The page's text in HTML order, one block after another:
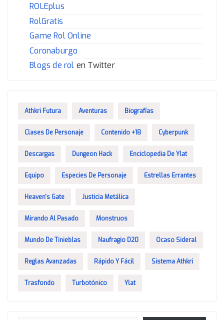
ROLEplus
RolGratis
Game Rol Online
Coronaburgo
Blogs de rol en Twitter
Athkri Futura Aventuras Biografías
Clases De Personaje Contenido +18 Cyberpunk
Descargas Dungeon Hack Enciclopedia De Ylat
Equipo Especies De Personaje Estrellas Errantes
Heaven's Gate Justicia Metálica
Mirando Al Pasado Monstruos
Mundo De Tinieblas Naufragio D20 Ocaso Sideral
Reglas Avanzadas Rápido Y Fácil Sistema Athkri
Trasfondo Turbotónico Ylat